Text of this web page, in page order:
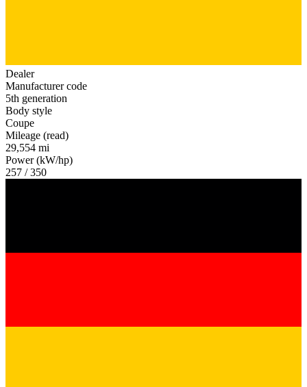
Dealer
Manufacturer code
5th generation
Body style
Coupe
Mileage (read)
29,554 mi
Power (kW/hp)
257 / 350